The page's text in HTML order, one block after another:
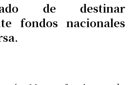
de destinar
fondos nacionales